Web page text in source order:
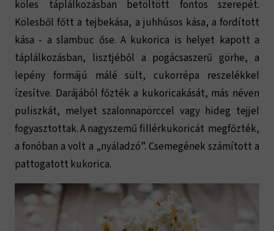
köles táplálkozásban betöltött fontos szerepét.
Kölesből főtt a tejbekása, a juhhúsos kása, a fordított
kása - a slambuc őse. A kukorica is helyet kapott a
táplálkozásban, lisztjéből a pogácsaszerű görhe, a
lepény formájú málé sült, cukorrépa reszelékkel
ízesítve. Darájából főzték a kukoricakását, más néven
puliszkát, melyet szalonnapörccel vagy hideg tejjel
fogyasztottak. A nagyszemű fillérkukoricát megfőzték,
a fonóban a volt a „nyáladzó”. Csemegének számított a
pattogatott kukorica.